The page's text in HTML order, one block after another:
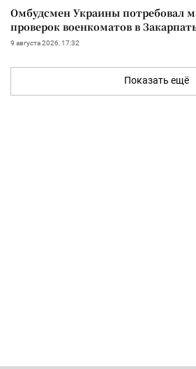
Омбудсмен Украины потребовал
проверок военкоматов в
9 августа 2026, 17:32
Показать ещё